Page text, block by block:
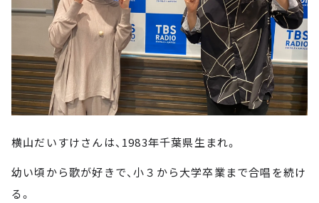
横山だいすけさんは、1983年千葉県生まれ。
幼い頃から歌が好きで、小３から大学卒業まで合唱を続け
る。